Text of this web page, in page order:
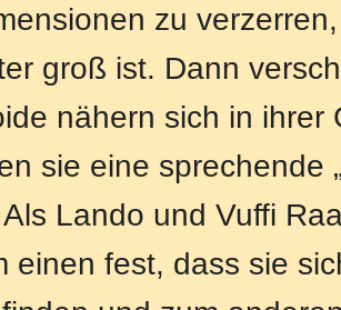
zu
groß ist. Dann
nähern sich in
sie eine sprechende
Lando und Vuffi
einen fest, dass sie